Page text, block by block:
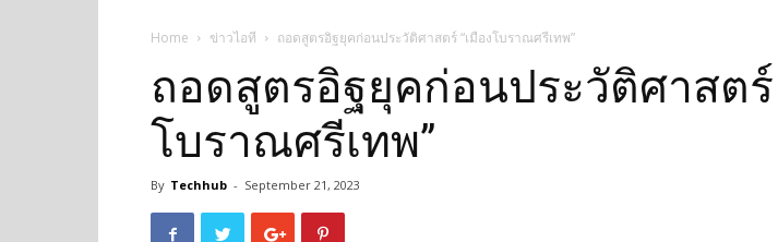
Home ข่าวไอที ถอดสูตรอิฐยุคก่อนประวัติศาสตร์ “เมืองโบราณศรีเทพ”
ถอดสูตรอิฐยุคก่อนประวัติศาสตร์
โบราณศรีเทพ”
By Techhub - September 21, 2023